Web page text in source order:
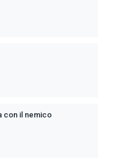
con il nemico